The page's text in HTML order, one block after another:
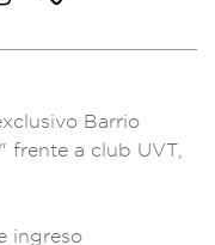
Barrio
frente a club UVT,
ingreso